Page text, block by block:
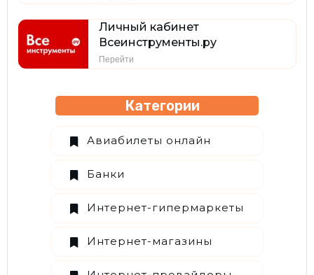
Личный кабинет
Всеинструменты.ру
Перейти
Категории
Авиабилеты онлайн
Банки
Интернет-гипермаркеты
Интернет-магазины